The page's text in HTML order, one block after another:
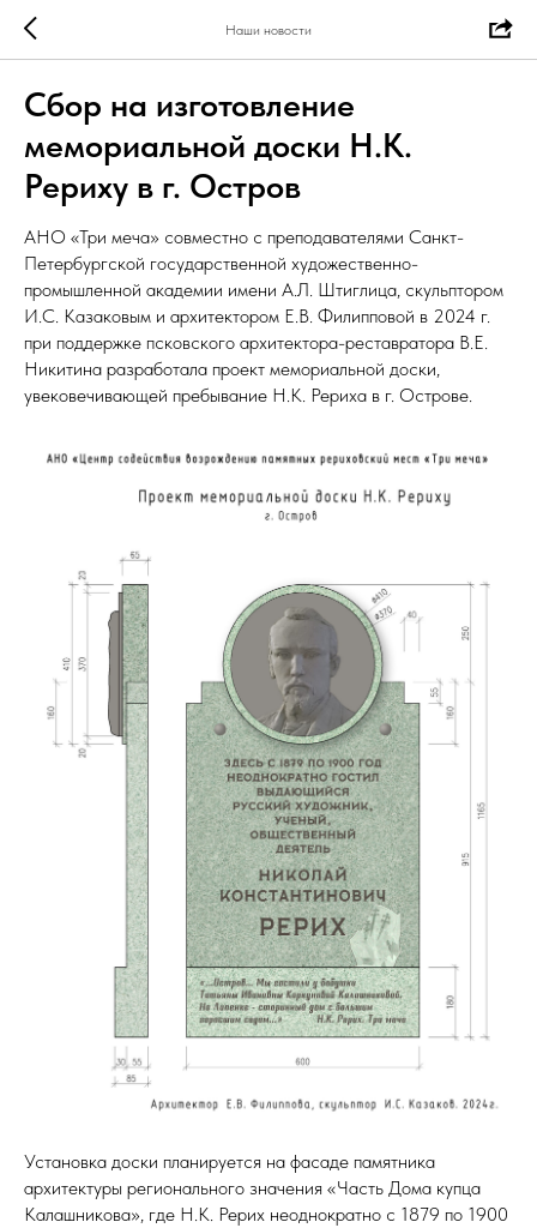
Наши новости
Сбор на изготовление
мемориальной доски Н.К.
Рериху в г. Остров
АНО «Три меча» совместно с преподавателями Санкт-
Петербургской государственной художественно-
промышленной академии имени А.Л. Штиглица, скульптором
И.С. Казаковым и архитектором Е.В. Филипповой в 2024 г.
при поддержке псковского архитектора-реставратора В.Е.
Никитина разработала проект мемориальной доски,
увековечивающей пребывание Н.К. Рериха в г. Острове.
Установка доски планируется на фасаде памятника
архитектуры регионального значения «Часть Дома купца
Калашникова», где Н.К. Рерих неоднократно с 1879 по 1900